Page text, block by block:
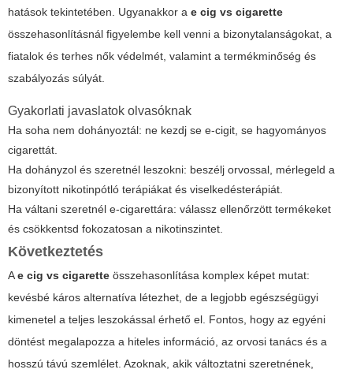
hatások tekintetében. Ugyanakkor a e cig vs cigarette
összehasonlításnál figyelembe kell venni a bizonytalanságokat, a
fiatalok és terhes nők védelmét, valamint a termékminőség és
szabályozás súlyát.
Gyakorlati javaslatok olvasóknak
Ha soha nem dohányoztál: ne kezdj se e-cigit, se hagyományos
cigarettát.
Ha dohányzol és szeretnél leszokni: beszélj orvossal, mérlegeld a
bizonyított nikotinpótló terápiákat és viselkedésterápiát.
Ha váltani szeretnél e-cigarettára: válassz ellenőrzött termékeket
és csökkentsd fokozatosan a nikotinszintet.
Következtetés
Ae cig vs cigarette összehasonlítása komplex képet mutat:
kevésbé káros alternatíva létezhet, de a legjobb egészségügyi
kimenetel a teljes leszokással érhető el. Fontos, hogy az egyéni
döntést megalapozza a hiteles információ, az orvosi tanács és a
hosszú távú szemlélet. Azoknak, akik változtatni szeretnének,